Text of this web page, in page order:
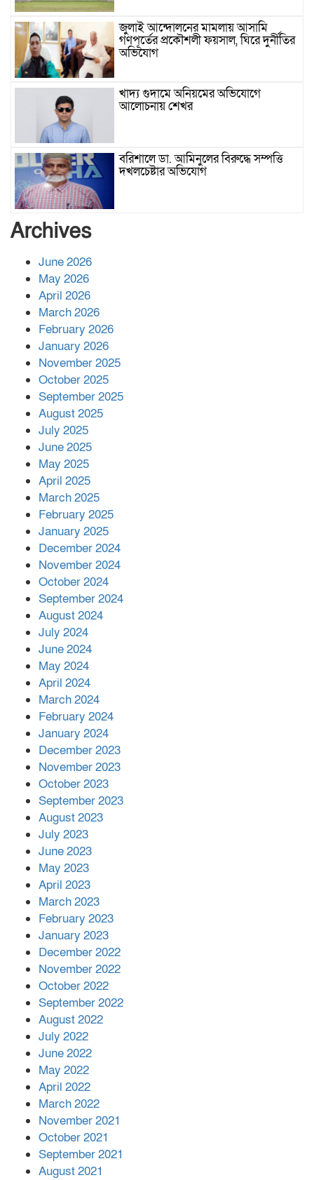
জুলাই আন্দোলনের মামলায় আসামি
গণপূর্তের প্রকৌশলী ফয়সাল, ঘিরে দুর্নীতির
অভিযোগ
খাদ্য গুদামে অনিয়মের অভিযোগে
আলোচনায় শেখর
বরিশালে ডা. আমিনুলের বিরুদ্ধে সম্পত্তি
দখলচেষ্টার অভিযোগ
নলছিটিতে শ্রমিকদলের অবৈধ কমিটি
প্রকাশের অভিযোগ
আহত ৪০
Archives
June 2026
May 2026
April 2026
March 2026
February 2026
January 2026
November 2025
October 2025
September 2025
August 2025
July 2025
June 2025
May 2025
April 2025
March 2025
February 2025
January 2025
December 2024
November 2024
October 2024
September 2024
August 2024
July 2024
June 2024
May 2024
April 2024
March 2024
February 2024
January 2024
December 2023
November 2023
October 2023
September 2023
August 2023
July 2023
June 2023
May 2023
April 2023
March 2023
February 2023
January 2023
December 2022
November 2022
October 2022
September 2022
August 2022
July 2022
June 2022
May 2022
April 2022
March 2022
November 2021
October 2021
September 2021
August 2021